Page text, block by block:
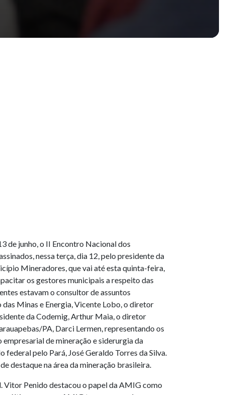
de junho, o II Encontro Nacional dos
nessa terça, dia 12, pelo presidente da
Mineradores, que vai até esta quinta-feira,
os gestores municipais a respeito das
estavam o consultor de assuntos
Minas e Energia, Vicente Lobo, o diretor
da Codemig, Arthur Maia, o diretor
PA, Darci Lermen, representando os
de mineração e siderurgia da
pelo Pará, José Geraldo Torres da Silva.
destaque na área da mineração brasileira.
Vitor Penido destacou o papel da AMIG como